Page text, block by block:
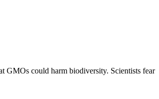
GMOs could harm biodiversity. Scientists fear